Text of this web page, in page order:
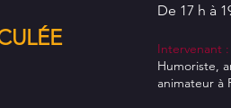
De 17 h à
Intervenant
Humoriste,
animateur à